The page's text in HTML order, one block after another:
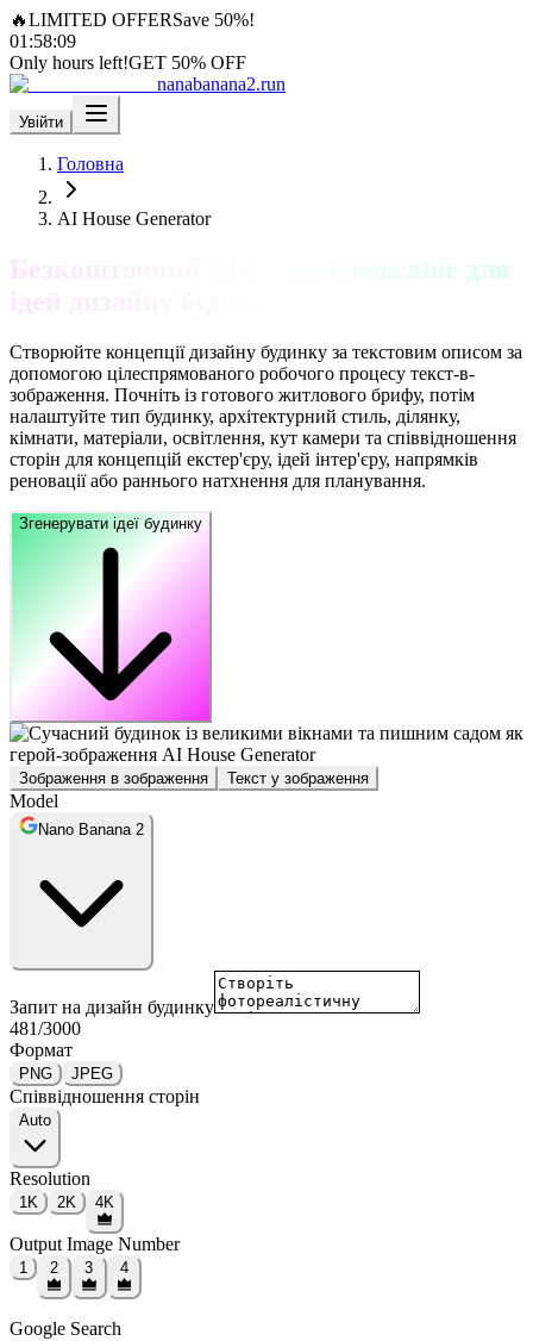
🔥LIMITED OFFERSave 50%!
01 :58:08
Only hours left!GET 50% OFF
nanabanana2.run
Увійти
Головна
AI House Generator
Безкоштовний AI House Generator для
ідей дизайну будинку
Створюйте концепції дизайну будинку за текстовим описом за
допомогою цілеспрямованого робочого процесу текст-в-
зображення. Почніть із готового житлового брифу, потім
налаштуйте тип будинку, архітектурний стиль, ділянку,
кімнати, матеріали, освітлення, кут камери та співвідношення
сторін для концепцій екстер'єру, ідей інтер'єру, напрямків
реновації або раннього натхнення для планування.
Згенерувати ідеї будинку
Зображення в зображення Текст у зображення
Model
Nano Banana 2
Запит на дизайн будинку
481/3000
Формат
PNG JPEG
Співвідношення сторін
Auto
Resolution
1K 2K 4K
Output Image Number
1 2 3 4
Google Search